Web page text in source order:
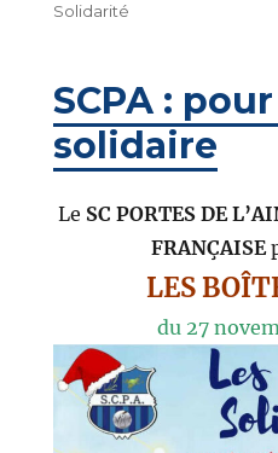
Solidarité
SCPA :
solidaire
Le SC PORTES DE
FRANÇAISE
LES
du 27